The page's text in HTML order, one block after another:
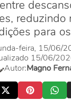
reduzindo
para
feira, 15/06/
15/06/
Autor:Magno